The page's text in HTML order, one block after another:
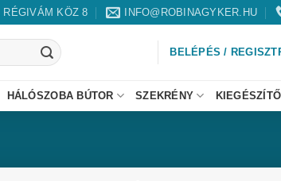
RÉGIVÁM KÖZ 8 INFO@ROBINAGYKER.HU
BELÉPÉS /
HÁLÓSZOBA BÚTOR SZEKRÉNY